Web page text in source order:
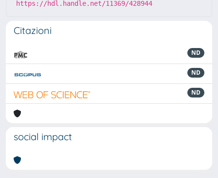
https://hdl.handle.net/11369/428944
Citazioni
ND
ND
ND
social impact